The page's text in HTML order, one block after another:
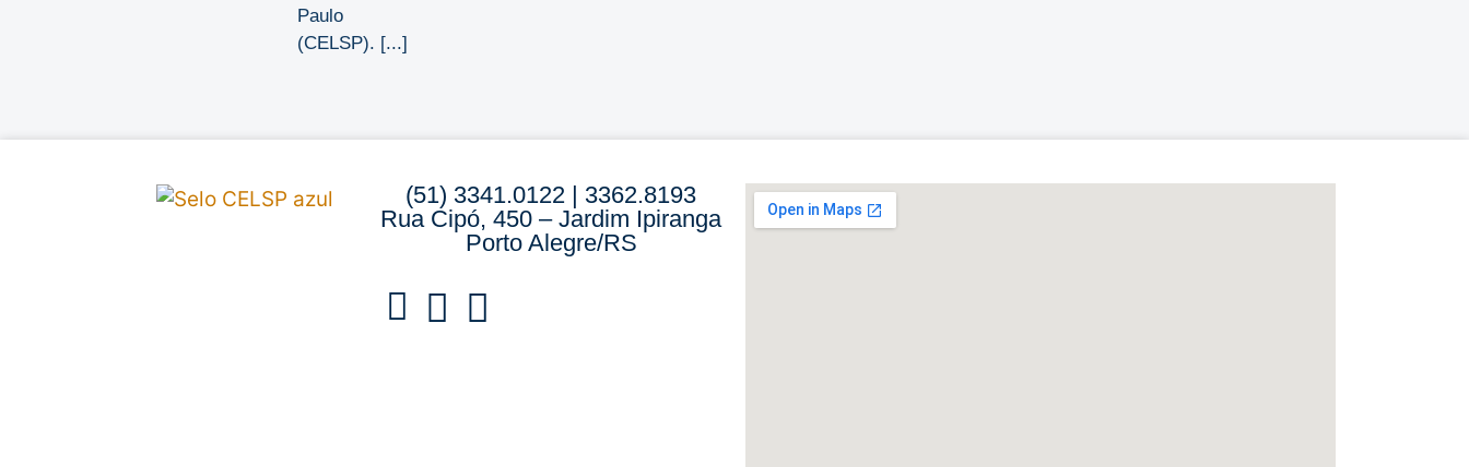
Paulo
(CELSP). [...]
(51) 3341.0122 | 3362.8193
Rua Cipó, 450 – Jardim Ipiranga
Porto Alegre/RS